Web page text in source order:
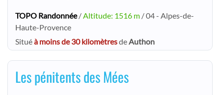
TOPO Randonnée/Altitude: 1516 m / 04 - Alpes-de-
Haute-Provence
Situéà moins de 30 kilomètresdeAuthon
Les pénitents des Mées